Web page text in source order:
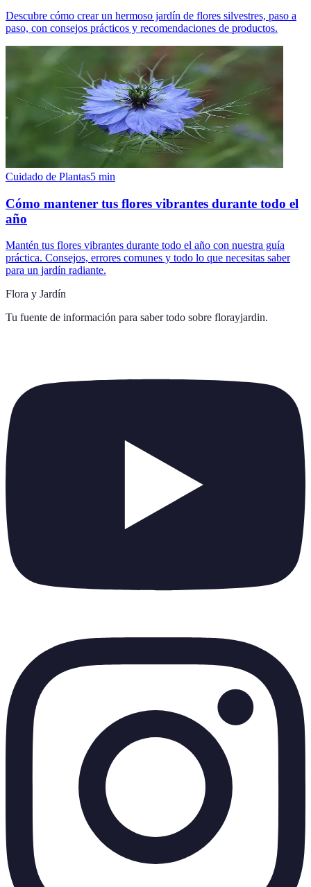
Descubre cómo crear un hermoso jardín de flores silvestres, paso a
paso, con consejos prácticos y recomendaciones de productos.
Cuidado de Plantas5 min
Cómo mantener tus flores vibrantes durante todo el
año
Mantén tus flores vibrantes durante todo el año con nuestra guía
práctica. Consejos, errores comunes y todo lo que necesitas saber
para un jardín radiante.
Flora y Jardín
Tu fuente de información para saber todo sobre florayjardin.